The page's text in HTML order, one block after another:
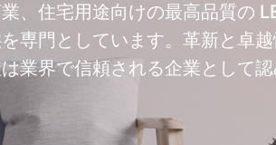
、住宅用途向けの最高品質の
専門としています。革新と卓越
業界で信頼される企業として